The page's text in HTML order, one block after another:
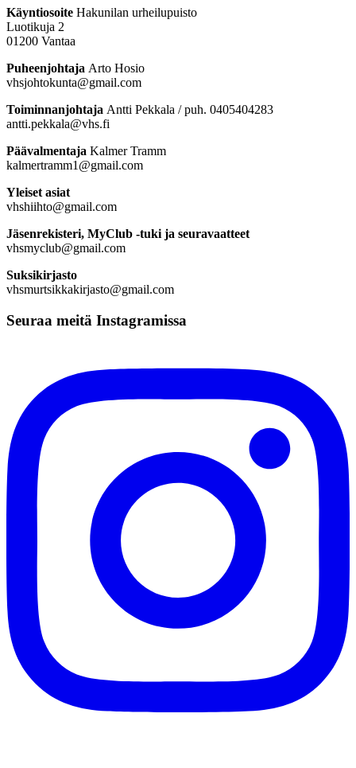
Käyntiosoite Hakunilan urheilupuisto
Luotikuja 2
01200 Vantaa
Puheenjohtaja Arto Hosio
vhsjohtokunta@gmail.com
Toiminnanjohtaja Antti Pekkala / puh. 0405404283
antti.pekkala@vhs.fi
Päävalmentaja Kalmer Tramm
kalmertramm1@gmail.com
Yleiset asiat
vhshiihto@gmail.com
Jäsenrekisteri, MyClub -tuki ja seuravaatteet
vhsmyclub@gmail.com
Suksikirjasto
vhsmurtsikkakirjasto@gmail.com
Seuraa meitä Instagramissa